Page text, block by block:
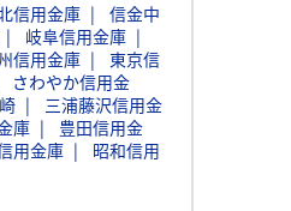
信用金庫
信金中
岐阜信用金庫
信用金庫
東京信
さわやか信用金
三浦藤沢信用金
庫
豊田信用金
用金庫
昭和信用